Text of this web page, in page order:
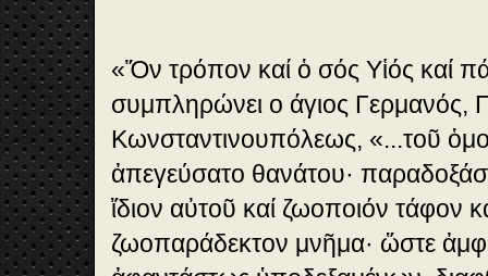
«Ὅν τρόπον καί ὁ σός Υἱός καί
συμπληρώνει ο άγιος Γερμανός,
Κωνσταντινουπόλεως, «...τοῦ
ἀπεγεύσατο θανάτου·
ἴδιον αὐτοῦ καί ζωοποιόν τάφον
ζωοπαράδεκτον μνῆμα· ὥστε